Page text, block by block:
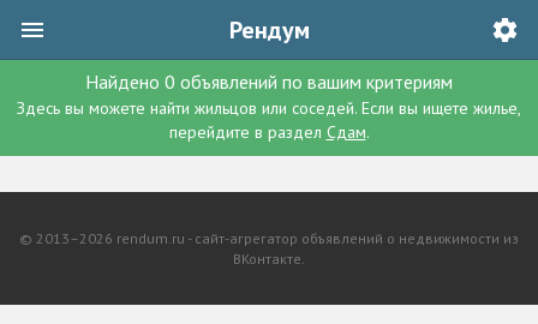
Рендум
Найдено 0 объявлений по вашим критериям
Здесь вы можете найти жильцов или соседей. Если вы ищете жилье,
перейдите в раздел Сдам.
© 2013–2026 rendum.ru - сайт-агрегатор объявлений о недвижимости из
ВКонтакте.